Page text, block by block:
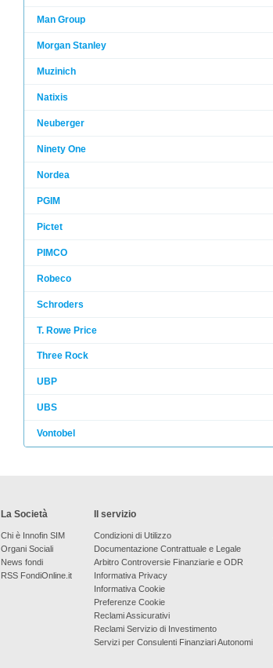
Man Group
Morgan Stanley
Muzinich
Natixis
Neuberger
Ninety One
Nordea
PGIM
Pictet
PIMCO
Robeco
Schroders
T. Rowe Price
Three Rock
UBP
UBS
Vontobel
La Società
Chi è Innofin SIM
Organi Sociali
News fondi
RSS FondiOnline.it
Il servizio
Condizioni di Utilizzo
Documentazione Contrattuale e Legale
Arbitro Controversie Finanziarie e ODR
Informativa Privacy
Informativa Cookie
Preferenze Cookie
Reclami Assicurativi
Reclami Servizio di Investimento
Servizi per Consulenti Finanziari Autonomi